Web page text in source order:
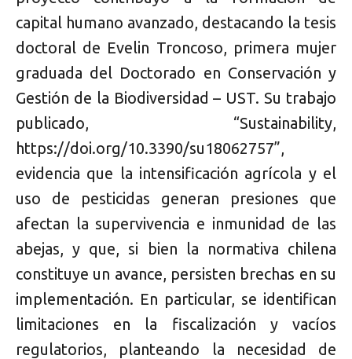
capital humano avanzado, destacando la tesis
doctoral de Evelin Troncoso, primera mujer
graduada del Doctorado en Conservación y
Gestión de la Biodiversidad – UST. Su trabajo
publicado, “Sustainability,
https://doi.org/10.3390/su18062757”,
evidencia que la intensificación agrícola y el
uso de pesticidas generan presiones que
afectan la supervivencia e inmunidad de las
abejas, y que, si bien la normativa chilena
constituye un avance, persisten brechas en su
implementación. En particular, se identifican
limitaciones en la fiscalización y vacíos
regulatorios, planteando la necesidad de